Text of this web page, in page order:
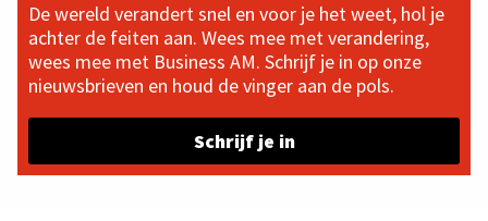
De wereld verandert snel en voor je het weet, hol je
achter de feiten aan. Wees mee met verandering,
wees mee met Business AM. Schrijf je in op onze
nieuwsbrieven en houd de vinger aan de pols.
Schrijf je in